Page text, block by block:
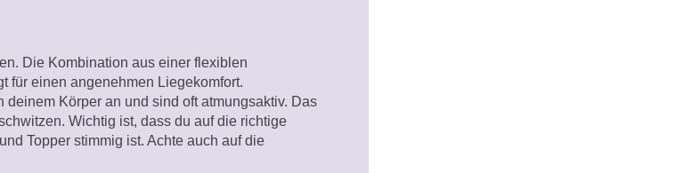
Die Kombination aus einer flexiblen
für einen angenehmen Liegekomfort.
Körper an und sind oft atmungsaktiv. Das
Wichtig ist, dass du auf die richtige
Topper stimmig ist. Achte auch auf die